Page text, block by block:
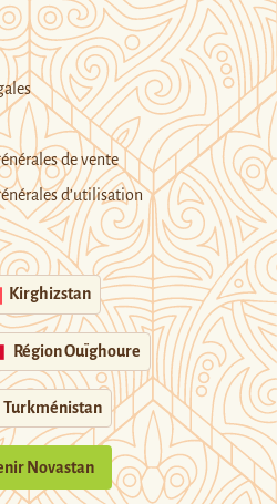
de vente
d’utilisation
Kirghizstan
Région Ouïghoure
Turkménistan
Novastan